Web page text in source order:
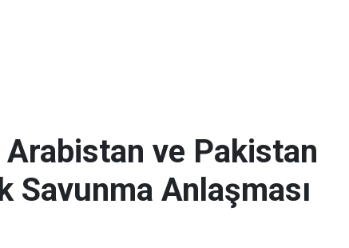
ve Pakistan
Savunma Anlaşması